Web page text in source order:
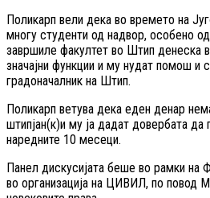
Поликарп вели дека во времето на
многу студенти од надвор, особено
завршиле факултет во Штип денеска
значајни функции и му нудат помош и
градоначалник на Штип.
Поликарп ветува дека еден денар
штипјан(к)и му ја дадат довербата да
наредните 10 месеци.
Панел дискусијата беше во рамки на
во организација на ЦИВИЛ, по повод